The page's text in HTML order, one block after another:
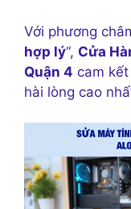
Với phương
hợp lý“, Cửa
Quận 4 cam
hài lòng cao